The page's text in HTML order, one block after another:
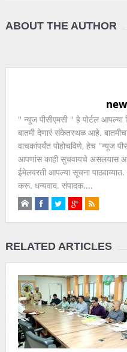
ABOUT THE AUTHOR
'' न्यूज पीसीएमसी '' हे पोर्टल आपल्या
बातमी देणारं संकेतस्थळ आहे.
वाचकांपर्यंत पोहोचविणे, हेच ''न्यूज
आपणांस काही सुचवायचे
ईमेलवरती आपल्या सूचना
करू. धन्यवाद. संपादक....
RELATED ARTICLES